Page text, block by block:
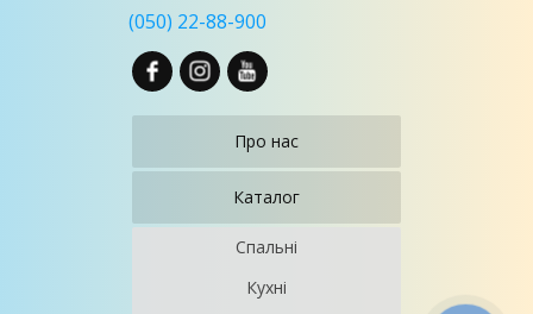
(050) 22-88-900
Про нас
Каталог
Спальні
Кухні